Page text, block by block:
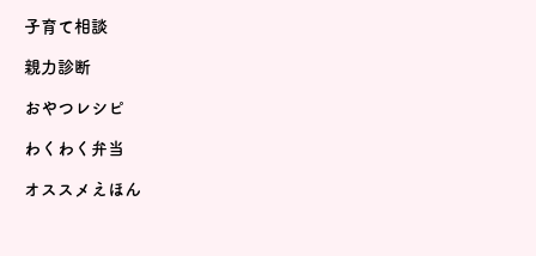
子育て相談
親力診断
おやつレシピ
わくわく弁当
オススメえほん